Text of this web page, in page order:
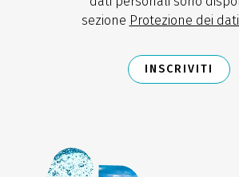
sezione Protezione dei
INSCRIVITI